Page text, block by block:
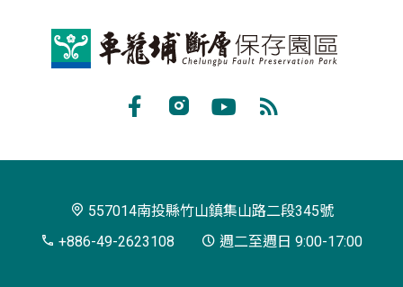
車
存
閱
557014南投縣竹山鎮集山路二段345號
+886-49-2623108
週二至週日 9:00-17:00